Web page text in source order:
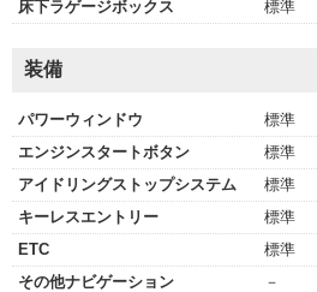
床下ラゲージボックス
標準
装備
パワーウィンドウ
標準
エンジンスタートボタン
標準
アイドリングストップシステム
標準
キーレスエントリー
標準
ETC
標準
その他ナビゲーション
－